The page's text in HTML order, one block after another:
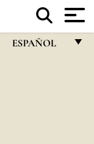
ESPAÑOL